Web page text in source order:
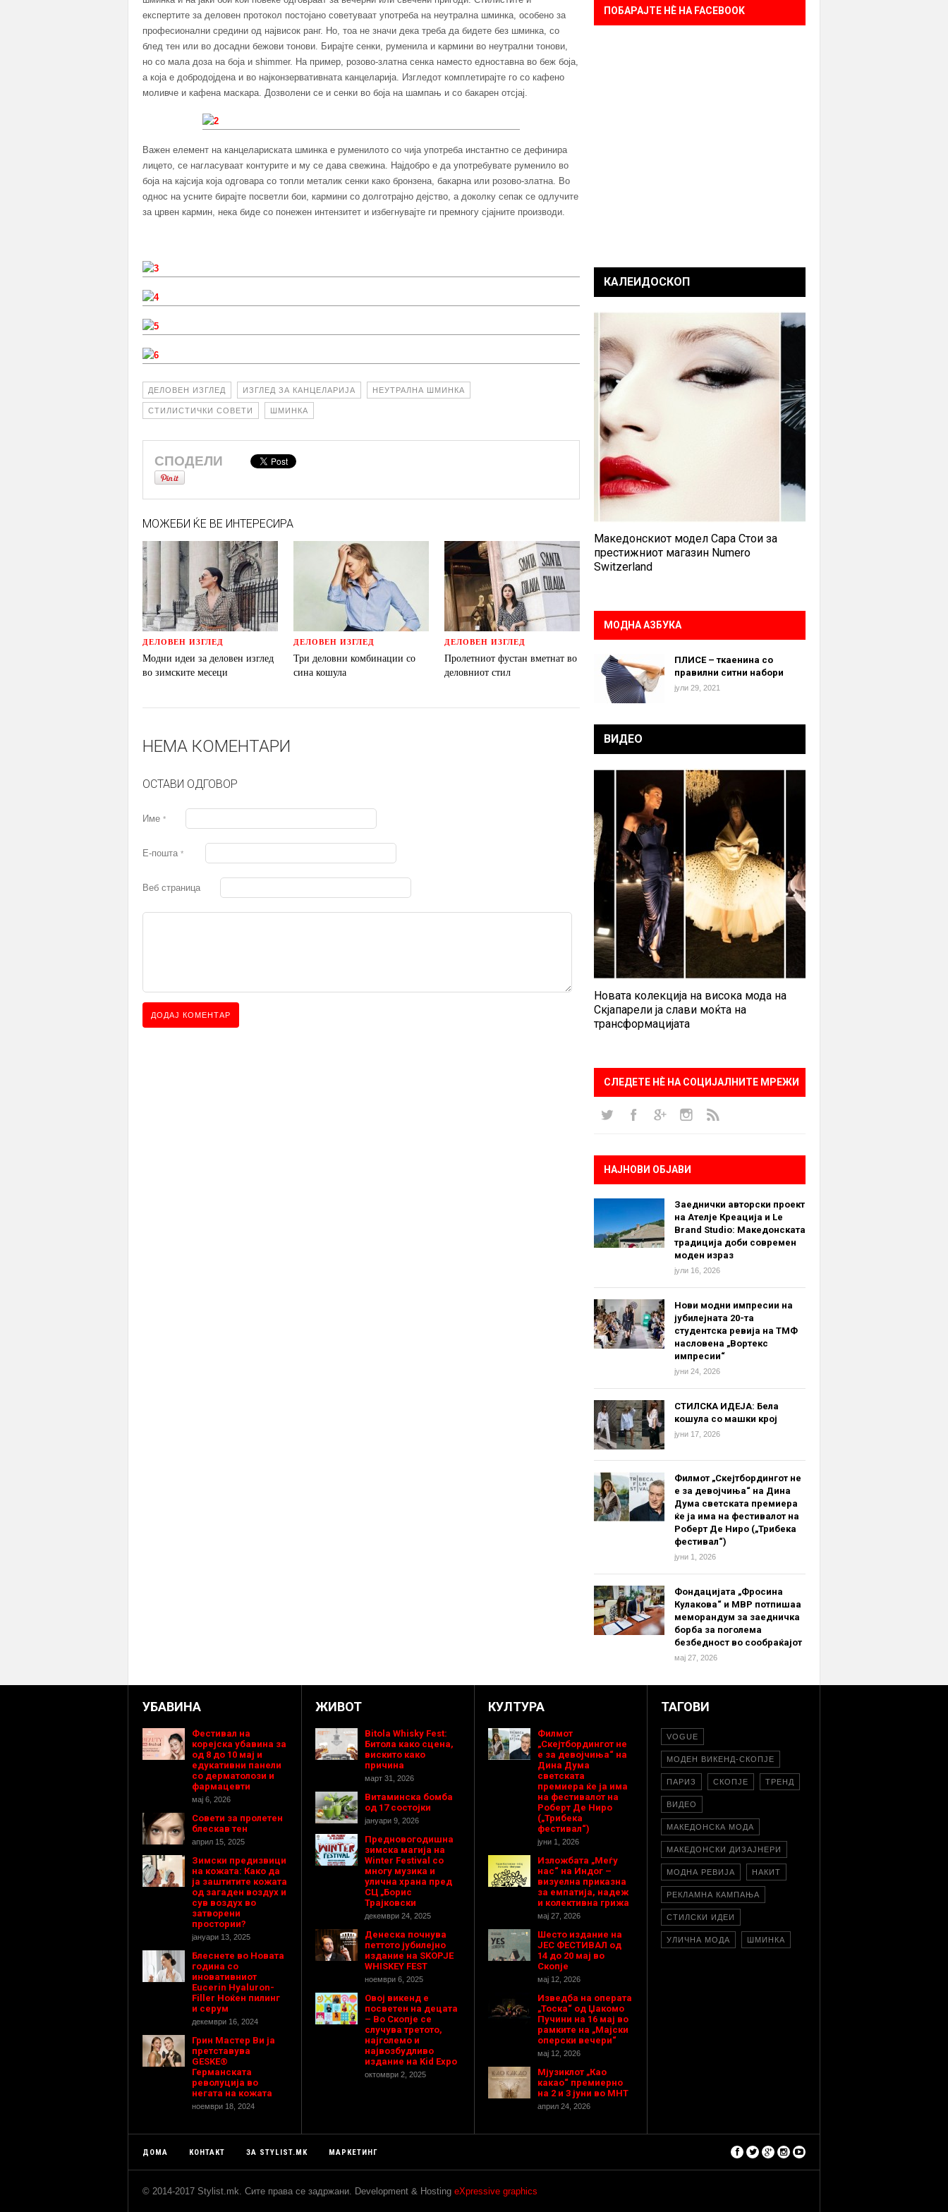
експертите за деловен протокол постојано советуваат употреба на неутрална шминка, особено за
професионални средини од највисок ранг. Но, тоа не значи дека треба да бидете без шминка, со
блед тен или во досадни бежови тонови. Бирајте сенки, руменила и кармини во неутрални тонови,
но со мала доза на боја и shimmer. На пример, розово-златна сенка наместо едноставна во беж боја,
а која е добродојдена и во најконзервативната канцеларија. Изгледот комплетирајте го со кафено
моливче и кафена маскара. Дозволени се и сенки во боја на шампањ и со бакарен отсјај.
Важен елемент на канцелариската шминка е руменилото со чија употреба инстантно се дефинира
лицето, се нагласуваат контурите и му се дава свежина. Најдобро е да употребувате руменило во
боја на кајсија која одговара со топли металик сенки како бронзена, бакарна или розово-златна. Во
однос на усните бирајте посветли бои, кармини со долготрајно дејство, а доколку сепак се одлучите
за црвен кармин, нека биде со понежен интензитет и избегнувајте ги премногу сјајните производи.
ДЕЛОВЕН ИЗГЛЕД ИЗГЛЕД ЗА КАНЦЕЛАРИЈА НЕУТРАЛНА ШМИНКА
СТИЛИСТИЧКИ СОВЕТИ ШМИНКА
СПОДЕЛИ
МОЖЕБИ ЌЕ ВЕ ИНТЕРЕСИРА
ДЕЛОВЕН ИЗГЛЕД
Модни идеи за деловен изглед
во зимските месеци
ДЕЛОВЕН ИЗГЛЕД
Три деловни комбинации со
сина кошула
ДЕЛОВЕН ИЗГЛЕД
Пролетниот фустан вметнат во
деловниот стил
НЕМА КОМЕНТАРИ
ОСТАВИ ОДГОВОР
Име *
Е-пошта *
Веб страница
ПОБАРАЈТЕ НÈ НА FACEBOOK
КАЛЕИДОСКОП
Македонскиот модел Сара Стои за
престижниот магазин Numero
Switzerland
МОДНА АЗБУКА
ПЛИСЕ – ткаенина со
правилни ситни набори
јули 29, 2021
ВИДЕО
Новата колекција на висока мода на
Скјапарели ја слави моќта на
трансформацијата
СЛЕДЕТЕ НÈ НА СОЦИЈАЛНИТЕ МРЕЖИ
НАЈНОВИ ОБЈАВИ
Заеднички авторски проект
на Ателје Креација и Le
Brand Studio: Македонската
традиција доби современ
моден израз
јули 16, 2026
Нови модни импресии на
јубилејната 20-та
студентска ревија на ТМФ
насловена „Вортекс
импресии“
јуни 24, 2026
СТИЛСКА ИДЕЈА: Бела
кошула со машки крој
јуни 17, 2026
Филмот „Скејтбордингот не
е за девојчиња“ на Дина
Дума светската премиера
ќе ја има на фестивалот на
Роберт Де Ниро („Трибека
фестивал“)
јуни 1, 2026
Фондацијата „Фросина
Кулакова“ и МВР потпишаа
меморандум за заедничка
борба за поголема
безбедност во сообраќајот
мај 27, 2026
УБАВИНА
Фестивал на
корејска убавина за
од 8 до 10 мај и
едукативни панели
со дерматолози и
фармацевти
мај 6, 2026
Совети за пролетен
блескав тен
април 15, 2025
Зимски предизвици
на кожата: Како да
ја заштитите кожата
од загаден воздух и
сув воздух во
затворени
простории?
јануари 13, 2025
Блеснете во Новата
година со
иновативниот
Eucerin Hyaluron-
Filler Ноќен пилинг
и серум
декември 16, 2024
Грин Мастер Ви ја
претставува
GESKE®
Германската
револуција во
негата на кожата
ноември 18, 2024
ЖИВОТ
Bitola Whisky Fest:
Битола како сцена,
вискито како
причина
март 31, 2026
Витаминска бомба
од 17 состојки
јануари 9, 2026
Предновогодишнa
зимска магија на
Winter Festival со
многу музика и
улична храна пред
СЦ „Борис
Трајковски
декември 24, 2025
Денеска почнува
петтото јубилејно
издание на SKOPJE
WHISKEY FEST
ноември 6, 2025
Овој викенд е
посветен на децата
– Во Скопје се
случува третото,
најголемо и
највозбудливо
издание на Kid Expo
октомври 2, 2025
КУЛТУРА
Филмот
„Скејтбордингот не
е за девојчиња“ на
Дина Дума
светската
премиера ќе ја има
на фестивалот на
Роберт Де Ниро
(„Трибека
фестивал“)
јуни 1, 2026
Изложбата „Меѓу
нас“ на Индог –
визуелна приказна
за емпатија, надеж
и колективна грижа
мај 27, 2026
Шесто издание на
ЈЕС ФЕСТИВАЛ од
14 до 20 мај во
Скопје
мај 12, 2026
Изведба на операта
„Тоска“ од Џакомо
Пучини на 16 мај во
рамките на „Мајски
оперски вечери“
мај 12, 2026
Мјузиклот „Као
какао“ премиерно
на 2 и 3 јуни во МНТ
април 24, 2026
ТАГОВИ
VOGUE
МОДЕН ВИКЕНД-СКОПЈЕ
ПАРИЗ СКОПЈЕ ТРЕНД
ВИДЕО
МАКЕДОНСКА МОДА
МАКЕДОНСКИ ДИЗАЈНЕРИ
МОДНА РЕВИЈА НАКИТ
РЕКЛАМНА КАМПАЊА
СТИЛСКИ ИДЕИ
УЛИЧНА МОДА ШМИНКА
ДОМА КОНТАКТ ЗА STYLIST.MK МАРКЕТИНГ
© 2014-2017 Stylist.mk. Сите права се задржани. Development & Hosting eXpressive graphics